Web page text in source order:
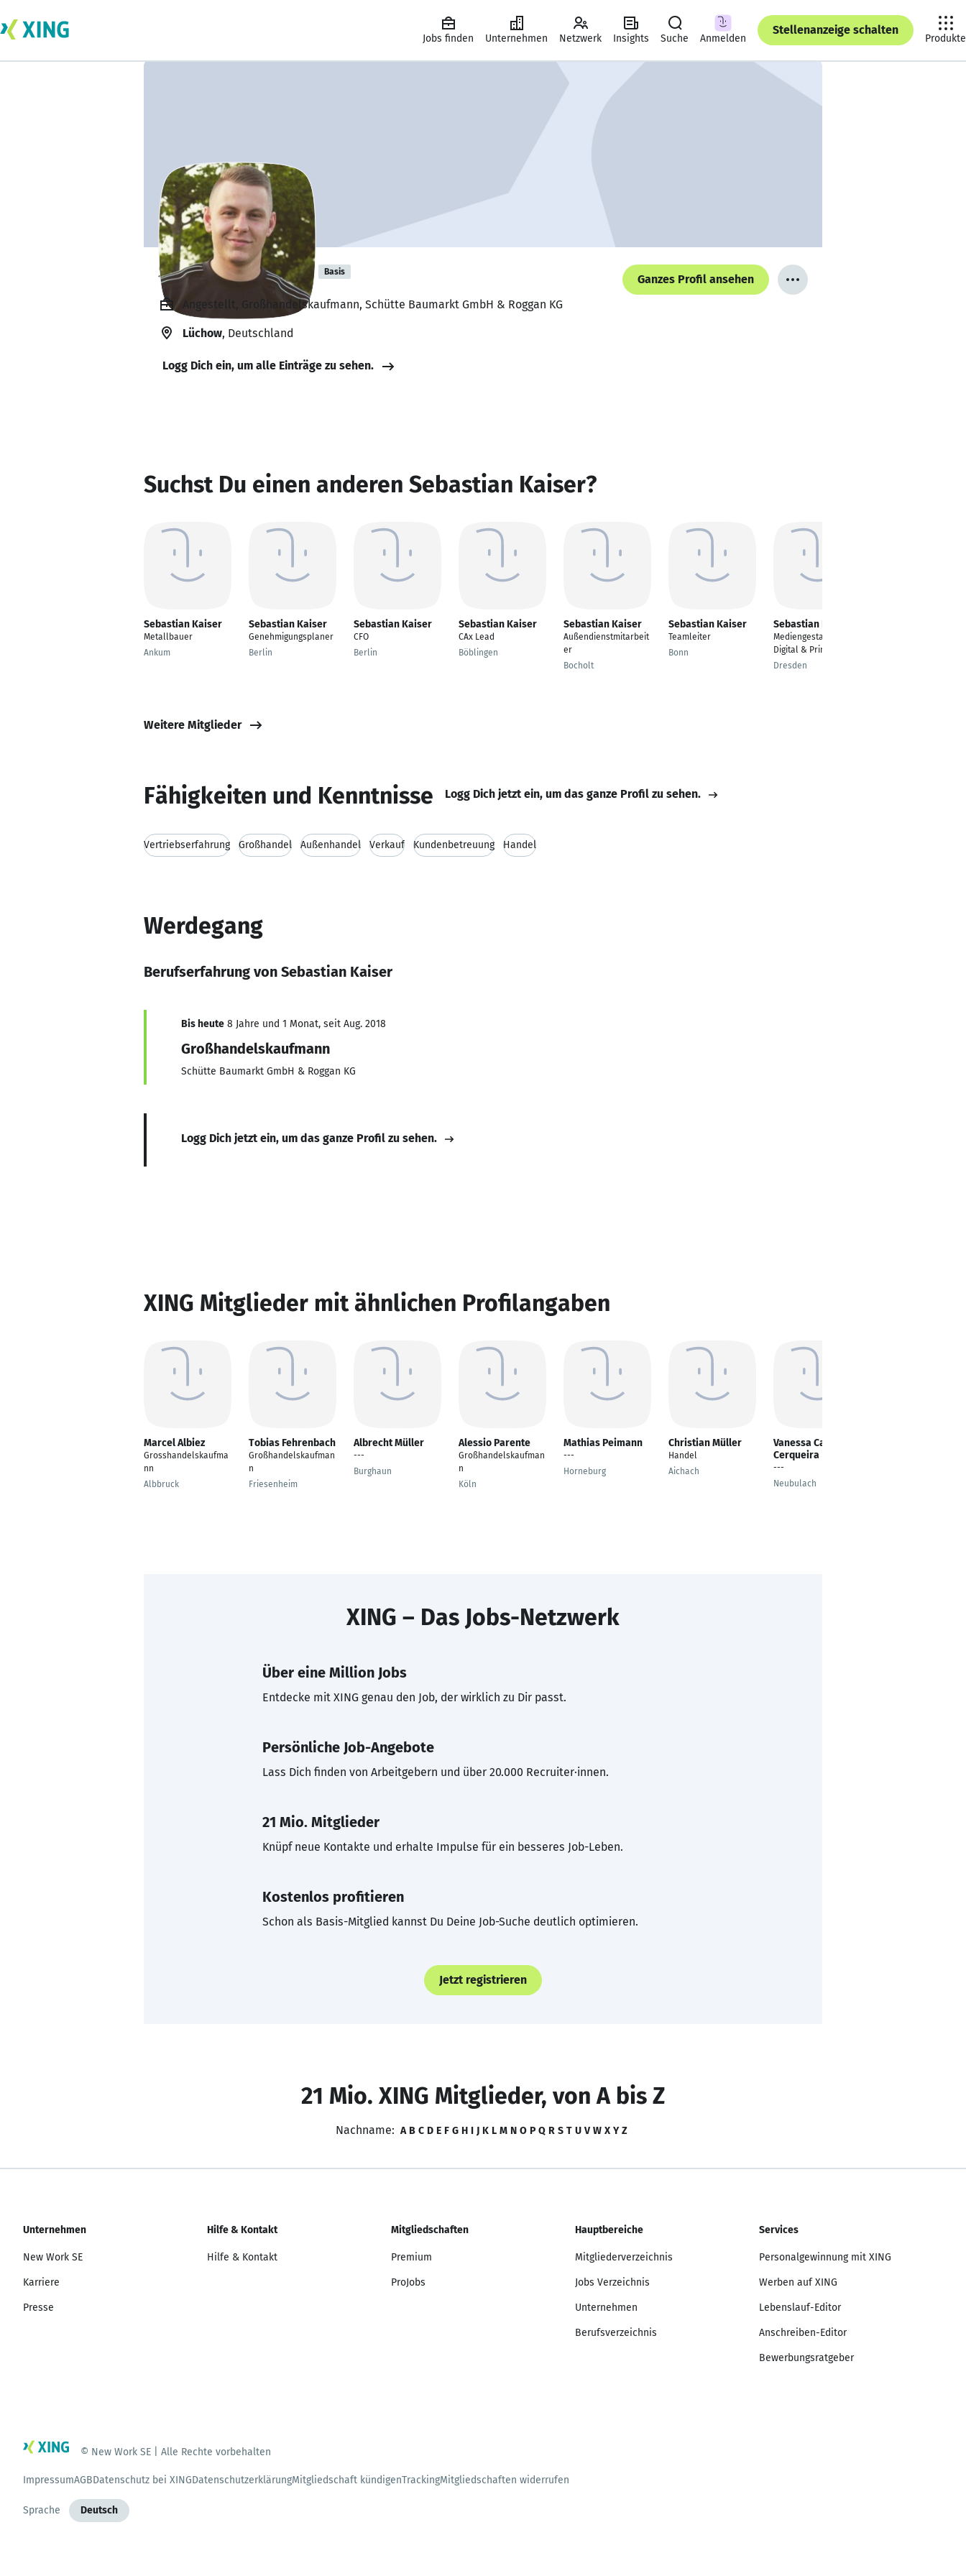
Jobs finden Unternehmen Netzwerk Insights Suche Anmelden
Stellenanzeige schalten
Produkte
Sebastian Kaiser Basis
Ganzes Profil ansehen
Angestellt, Großhandelskaufmann, Schütte Baumarkt GmbH & Roggan KG
Lüchow, Deutschland
Logg Dich ein, um alle Einträge zu sehen.
Suchst Du einen anderen Sebastian Kaiser?
Sebastian Kaiser
Metallbauer
Ankum
Sebastian Kaiser
Genehmigungsplaner
Berlin
Sebastian Kaiser
CFO
Berlin
Sebastian Kaiser
CAx Lead
Böblingen
Sebastian Kaiser
Außendienstmitarbeit
er
Bocholt
Sebastian Kaiser
Teamleiter
Bonn
Sebastian Kaiser
Mediengestalter
Digital & Print
Dresden
Weitere Mitglieder
Fähigkeiten und Kenntnisse Logg Dich jetzt ein, um das ganze Profil zu sehen.
Vertriebserfahrung Großhandel Außenhandel Verkauf Kundenbetreuung Handel
Werdegang
Berufserfahrung von Sebastian Kaiser
Bis heute 8 Jahre und 1 Monat, seit Aug. 2018
Großhandelskaufmann
Schütte Baumarkt GmbH & Roggan KG
Logg Dich jetzt ein, um das ganze Profil zu sehen.
XING Mitglieder mit ähnlichen Profilangaben
Marcel Albiez
Grosshandelskaufma
nn
Albbruck
Tobias Fehrenbach
Großhandelskaufman
n
Friesenheim
Albrecht Müller
---
Burghaun
Alessio Parente
Großhandelskaufman
n
Köln
Mathias Peimann
---
Horneburg
Christian Müller
Handel
Aichach
Vanessa Carneiro
Cerqueira
---
Neubulach
XING – Das Jobs-Netzwerk
Über eine Million Jobs
Entdecke mit XING genau den Job, der wirklich zu Dir passt.
Persönliche Job-Angebote
Lass Dich finden von Arbeitgebern und über 20.000 Recruiter·innen.
21 Mio. Mitglieder
Knüpf neue Kontakte und erhalte Impulse für ein besseres Job-Leben.
Kostenlos profitieren
Schon als Basis-Mitglied kannst Du Deine Job-Suche deutlich optimieren.
Jetzt registrieren
21 Mio. XING Mitglieder, von A bis Z
Nachname: A B C D E F G H I J K L M N O P Q R S T U V W X Y Z
Unternehmen
New Work SE
Karriere
Presse
Hilfe & Kontakt
Hilfe & Kontakt
Mitgliedschaften
Premium
ProJobs
Hauptbereiche
Mitgliederverzeichnis
Jobs Verzeichnis
Unternehmen
Berufsverzeichnis
Services
Personalgewinnung mit XING
Werben auf XING
Lebenslauf-Editor
Anschreiben-Editor
Bewerbungsratgeber
© New Work SE | Alle Rechte vorbehalten
ImpressumAGBDatenschutz bei XINGDatenschutzerklärungMitgliedschaft kündigenTrackingMitgliedschaften widerrufen
Sprache Deutsch